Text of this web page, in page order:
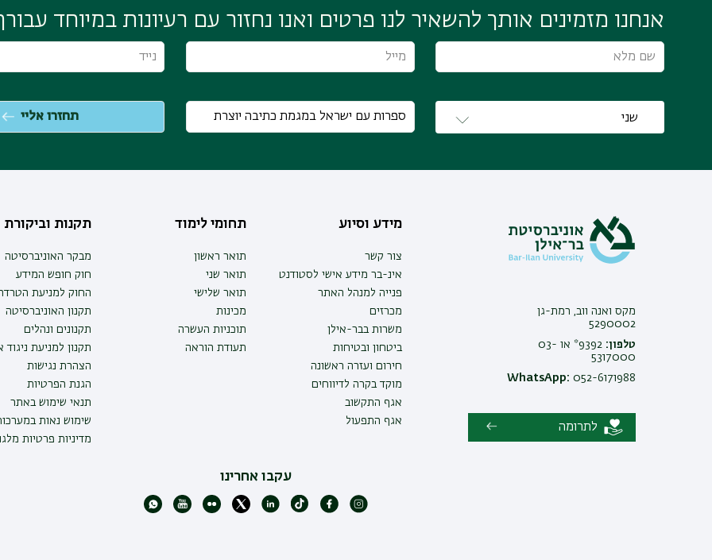
אנחנו מזמינים אותך להשאיר לנו פרטים ואנו נחזור עם רעיונות במיוחד
מקס ואנה ווב, רמת-גן
5290002
טלפון:
9392* או 03-
5317000
WhatsApp: 052-6171988
לתרומה
מידע וסיוע
צור קשר
אינ-בר מידע אישי לסטודנט
פנייה למנהל האתר
מכרזים
משרות בבר-אילן
ביטחון ובטיחות
חירום ועזרה ראשונה
מוקד בקרה לדיווחים
אגף התקשוב
אגף התפעול
תחומי לימוד
תואר ראשון
תואר שני
תואר שלישי
מכינות
תוכניות העשרה
תעודת הוראה
תקנות וביקורת
מבקר האוניברסיטה
חוק חופש המידע
החוק למניעת
תקנון האוניברסיטה
תקנונים ונהלים
תקנון למניעת ניגוד
הצהרת נגישות
הגנת הפרטיות
תנאי שימוש באתר
שימוש נאות
מדיניות פרטיות
עקבו אחרינו